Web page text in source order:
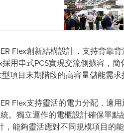
Flex創新結構設計，支持背靠
採用串式PCS實現交流側擴容，
項目末期階段的高容量儲能需求
Flex支持靈活的電力分配，適
。獨立運作的電櫃設計確保單
，能夠靈活應對不同規模項目的